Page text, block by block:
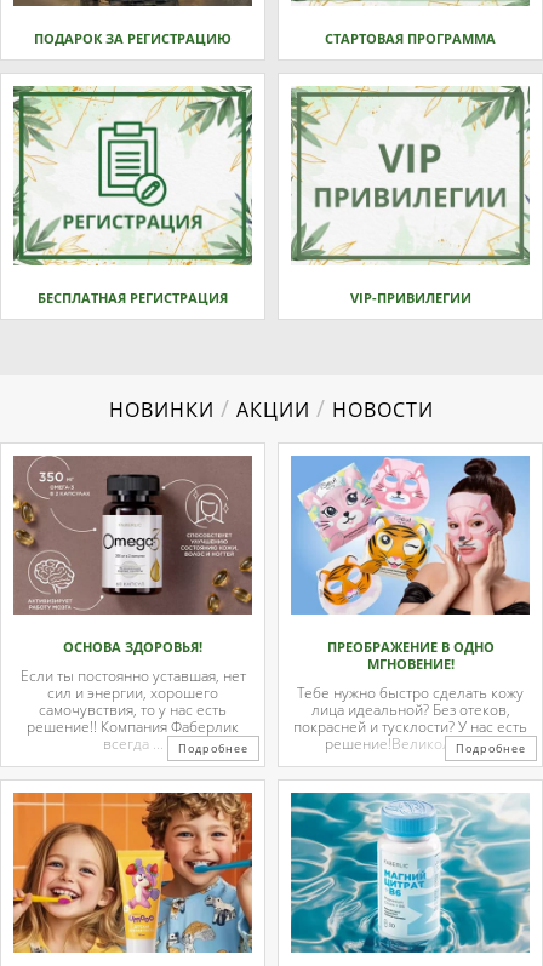
ПОДАРОК ЗА РЕГИСТРАЦИЮ СТАРТОВАЯ ПРОГРАММА
БЕСПЛАТНАЯ РЕГИСТРАЦИЯ VIP-ПРИВИЛЕГИИ
НОВИНКИ / АКЦИИ / НОВОСТИ
ОСНОВА ЗДОРОВЬЯ!
Если ты постоянно уставшая, нет
сил и энергии, хорошего
самочувствия, то у нас есть
решение!! Компания Фаберлик
всегда ...
Подробнее
ПРЕОБРАЖЕНИЕ В ОДНО
МГНОВЕНИЕ!
Тебе нужно быстро сделать кожу
лица идеальной? Без отеков,
покрасней и тусклости? У нас есть
решение!Великолепные
тканевые ...
Подробнее